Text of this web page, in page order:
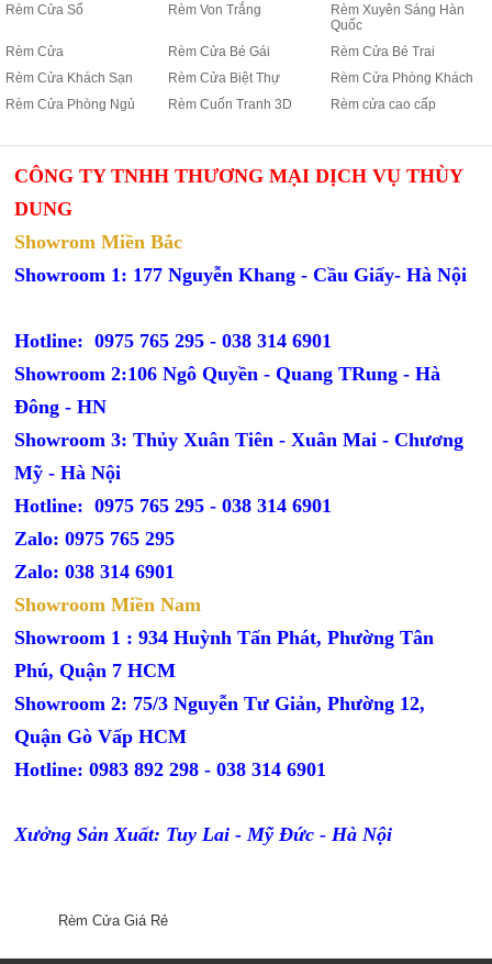
Rèm Cửa Sổ
Rèm Von Trắng
Rèm Xuyên Sáng Hàn
Quốc
Rèm Cửa
Rèm Cửa Bé Gái
Rèm Cửa Bé Trai
Rèm Cửa Khách Sạn
Rèm Cửa Biệt Thự
Rèm Cửa Phòng Khách
Rèm Cửa Phòng Ngủ
Rèm Cuốn Tranh 3D Rèm cửa cao cấp
CÔNG TY TNHH THƯƠNG MẠI DỊCH VỤ THÙY
DUNG
Showrom Miền Bắc
Showroom 1: 177 Nguyễn Khang - Cầu Giấy- Hà Nội
Hotline: 0975 765 295 -038 314 6901
Showroom 2:106 Ngô Quyền - Quang TRung - Hà
Đông - HN
Showroom 3: Thủy Xuân Tiên - Xuân Mai - Chương
Mỹ - Hà Nội
Hotline: 0975 765 295 -038 314 6901
Zalo: 0975 765 295
Zalo: 038 314 6901
Showroom Miền Nam
Showroom 1 : 934 Huỳnh Tấn Phát, Phường Tân
Phú, Quận 7 HCM
Showroom 2: 75/3 Nguyễn Tư Giản, Phường 12,
Quận Gò Vấp HCM
Hotline: 0983 892 298 - 038 314 6901
Xưởng Sản Xuất: Tuy Lai - Mỹ Đức - Hà Nội
Rèm Cửa Giá Rẻ